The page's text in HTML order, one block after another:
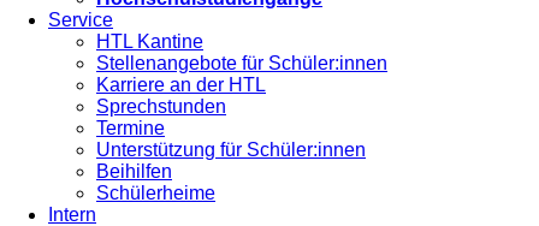
Service
HTL Kantine
Stellenangebote für Schüler:innen
Karriere an der HTL
Sprechstunden
Termine
Unterstützung für Schüler:innen
Beihilfen
Schülerheime
Intern